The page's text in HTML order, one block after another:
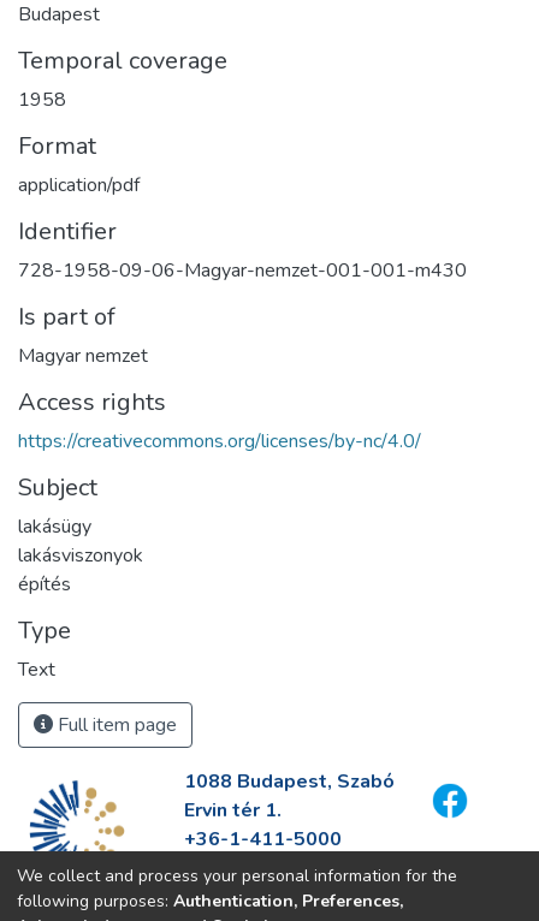
Budapest
Temporal coverage
1958
Format
application/pdf
Identifier
728-1958-09-06-Magyar-nemzet-001-001-m430
Is part of
Magyar nemzet
Access rights
https://creativecommons.org/licenses/by-nc/4.0/
Subject
lakásügy
lakásviszonyok
építés
Type
Text
Full item page
1088 Budapest, Szabó
Ervin tér 1.
+36-1-411-5000
info@fszek.hu
https://fszek.hu
We collect and process your personal information for the
following purposes: Authentication, Preferences,